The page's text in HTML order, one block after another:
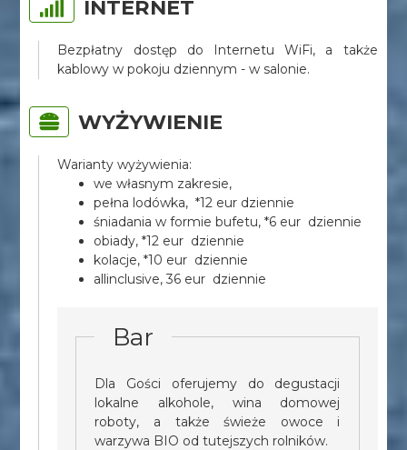
INTERNET
Bezpłatny dostęp do Internetu WiFi, a także
kablowy w pokoju dziennym - w salonie.
WYŻYWIENIE
Warianty wyżywienia:
we własnym zakresie,
pełna lodówka, *12 eur dziennie
śniadania w formie bufetu, *6 eur dziennie
obiady, *12 eur dziennie
kolacje, *10 eur dziennie
allinclusive, 36 eur dziennie
Bar
Dla Gości oferujemy do degustacji
lokalne alkohole, wina domowej
roboty, a także świeże owoce i
warzywa BIO od tutejszych rolników.